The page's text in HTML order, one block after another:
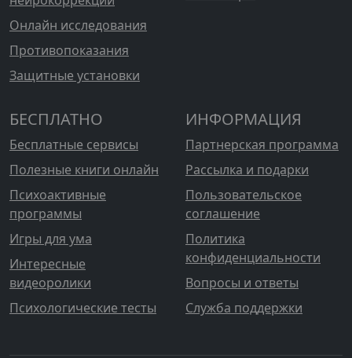
Онлайн исследования
Противопоказания
Защитные установки
БЕСПЛАТНО
Бесплатные сервисы
Полезные книги онлайн
Психоактивные
программы
Игры для ума
Интересные
видеоролики
Психологические тесты
ИНФОРМАЦИЯ
Партнерская программа
Рассылка и подарки
Пользовательское
соглашение
Политика
конфиденциальности
Вопросы и ответы
Служба поддержки